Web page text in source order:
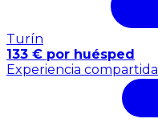
Turín
133 € por huésped
Experiencia compartida